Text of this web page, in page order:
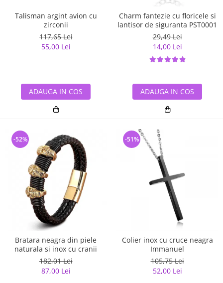
Talisman argint avion cu
zirconii
117,65 Lei
55,00 Lei
ADAUGA IN COS
Charm fantezie cu floricele si
lantisor de siguranta PST0001
29,49 Lei
14,00 Lei
ADAUGA IN COS
Bratara neagra din piele
naturala si inox cu cranii
182,01 Lei
87,00 Lei
-52%
Colier inox cu cruce neagra
Immanuel
105,75 Lei
52,00 Lei
-51%